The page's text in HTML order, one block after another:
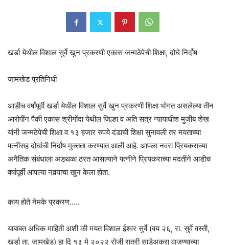
खर्डा येथील विशाल सुर्वे खुन प्रकरणी एकास जन्मठेपेची शिक्षा, दोघे निर्दोष
जामखेड प्रतिनिधी
आडीच वर्षांपूर्वी खर्डा येथील विशाल सुर्वे खुन प्रकरणी शिक्षा भोगत असलेल्या तीन
आरोपींन पैकी एकास श्रीगोंदा येथील जिल्हा व अति सत्र न्यायाधीश मुजीब शेख
यांनी जन्मठेपेची शिक्षा व १३ हजार रुपये दंडाची शिक्षा सुनावली तर मयताच्या
पत्नीसह दोघांची निर्दोष मुक्तता करण्यात आली आहे. आपला नवरा प्रियकराच्या
अनैतिक संबंधाला अडथळा ठरत आसल्याने पत्नीने प्रियकराच्या मदतीने आडीच
वर्षापूर्वी आपल्या नवर्‍याचा खुन केला होता.
काय होते नेमके प्रकरण…..
याबाबत अधिक माहिती अशी की मयत विशाल ईश्वर सुर्वे (वय २६, रा. सुर्वे वस्ती,
खर्डा ता. जामखेड) हा दि १३ मे २०२२ रोजी रात्री साडेअकरा वाजण्याच्या